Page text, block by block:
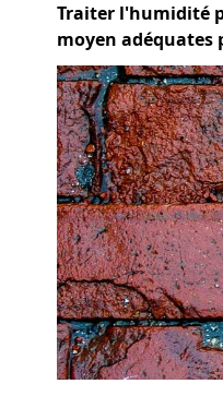
Traiter l'humidité
moyen adéquates